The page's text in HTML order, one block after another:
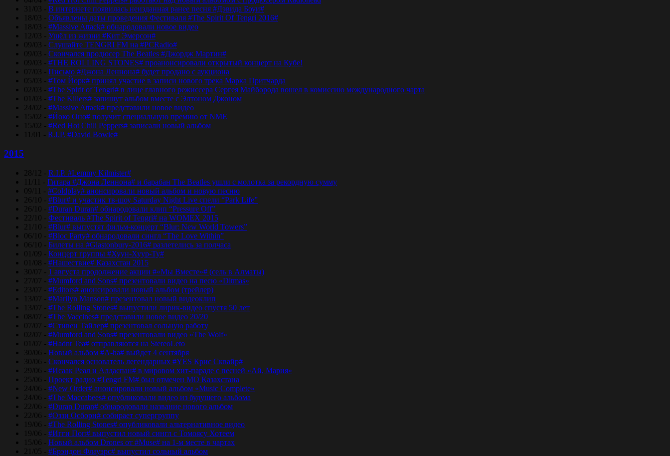
31/03 - В интернете появилась неизданная ранее песня #Дэвида Боуи#
18/03 - Объявлены даты проведения Фестиваля #The Spirit Of Tengri 2016#
18/03 - #Massive Attack# обнародовали новое видео
12/03 - Ушёл из жизни #Кит Эмерсон#
09/03 - Слушайте TENGRI FM на #PCRadio#
09/03 - Скончался продюсер The Beatles #Джордж Мартин#
09/03 - #THE ROLLING STONES# проанонсировали открытый концерт на Кубе!
07/03 - Письмо #Джона Леннона# будет продано с аукциона
05/03 - #Том Йорк# принял участие в записи нового трека Марка Притчарда
02/03 - #The Spirit of Tengri# в лице главного режиссера Сергея Майборода вошел в комиссию международного чарта
01/03 - #The Killers# запишут альбом вместе с Элтоном Джоном
24/02 - #Massive Attack# представили новое видео
15/02 - #Йоко Оно# получит специальную премию от NME
15/02 - #Red Hot Chili Peppers# записали новый альбом
11/01 - R.I.P. #David Bowie#
2015
28/12 - R.I.P. #Lemmy Kilmister#
11/11 - Гитара #Джона Леннона# и барабан The Beatles ушли с молотка за рекордную сумму
09/11 - #Coldplay# анонсировали новый альбом и новую песню
26/10 - #Blur# и участик тв-шоу Saturday Night Live спели “Park Life”
26/10 - #Duran Duran# обнародовали клип “Pressure Off”
22/10 - Фестиваль #The Spirit of Tengri# на WOMEX 2015
21/10 - #Blur# выпустят фильм-концерт “Blur: New World Towers”
06/10 - #Bloc Party# обнародовали сингл “The Love Within”
06/10 - Билеты на #Glastonbury-2016# разлетелись за полчаса
01/09 - Концерт группы #Хуун-Хуур-Ту#
01/08 - #Нашествие# Казахстан 2015
30/07 - 1 августа продолжение акции #«Мы Вместе»# (сель в Алматы)
27/07 - #Mumford and Sons# презентовали видео на песю «Ditmas»
23/07 - #Editors# анонсировали новый альбом (трейлер)
13/07 - #Marilyn Manson# презентовал новый видеоклип
13/07 - #The Rolling Stones# выпустили лирик-видео спустя 50 лет
08/07 - #The Vaccines# представили новое видео 20/20
07/07 - #Стивен Тайлер# презентовал сольную работу
02/07 - #Mumford and Sons# презентовали видео «The Wolf»
01/07 - #Hadnt Tea# отправляются на StereoLeto
30/06 - Новый альбом #A-ha# выйдет 4 сентября
30/06 - Скончался основатель легендарных #YES Крис Сквайр#
29/06 - #Исаак Реал и Алдаспан# в мировом хит-параде с песней «Ай, Мария»
25/06 - Проект радио #Tengri FM# был отмечен МО Казахстана
24/06 - #New Order# анонсировали новый альбом «Music Complete»
24/06 - #The Maccabees# опубликовали видео из будущего альбома
22/06 - #Duran Duran# обнародовали название нового альбом
22/06 - #Оззи Осборн# собирает супергруппу
19/06 - #The Rolling Stones# опубликовали альтернативное видео
19/06 - #Игги Поп# выпустил новый сингл с Томоясу Хотеем
15/06 - Новый альбом Drones от #Muse# на 1-м месте в чартах
21/05 - #Брэндон Флауэрс# выпустил сольный альбом